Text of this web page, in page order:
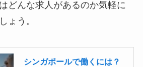
どんな求人があるのか気軽に
ょう。
シンガポールで働くには？